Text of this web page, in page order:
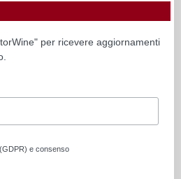
per ricevere aggiornamenti
e consenso